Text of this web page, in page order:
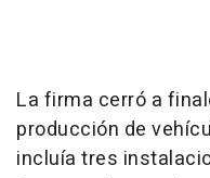
La firma cerró a
producción de
incluía tres